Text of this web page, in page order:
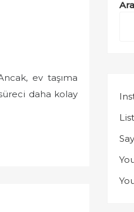
ev taşıma
daha kolay
Ara